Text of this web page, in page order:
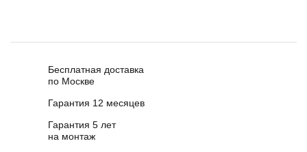
Бесплатная доставка
по Москве
Гарантия 12 месяцев
Гарантия 5 лет
на монтаж